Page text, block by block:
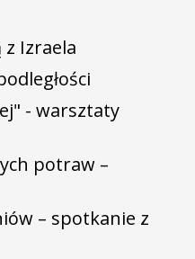
z Izraela
- warsztaty
potraw –
– spotkanie z